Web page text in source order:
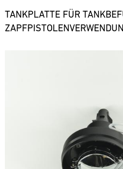
TANKPLATTE FÜR